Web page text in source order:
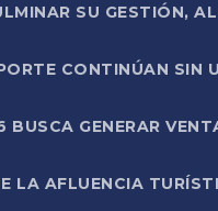
SU GESTIÓN,
CONTINÚAN SIN
BUSCA GENERAR
LA AFLUENCIA